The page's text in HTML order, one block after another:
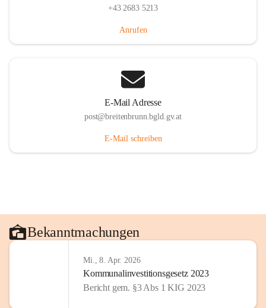
+43 2683 5213
Anrufen
E-Mail Adresse
post@breitenbrunn.bgld.gv.at
E-Mail schreiben
Bekanntmachungen
Mi., 8. Apr. 2026
Kommunalinvestitionsgesetz 2023
Bericht gem. §3 Abs 1 KIG 2023